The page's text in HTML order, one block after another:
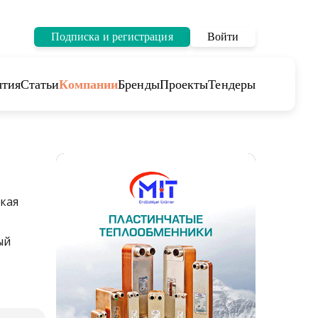
Подписка и регистрация Войти
СтатьиКомпанииБрендыПроектыТендеры